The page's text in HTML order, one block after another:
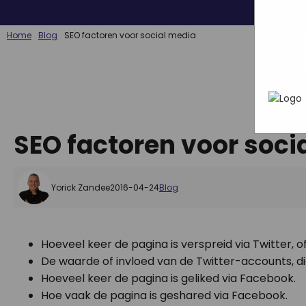
Home Blog SEO factoren voor social media
SEO factoren voor
Yorick Zandee2016-04-24Blog
Hoeveel keer de pagina is verspreid via Twitter,
De waarde of invloed van de Twitter-accounts,
Hoeveel keer de pagina is geliked via Facebook.
Hoe vaak de pagina is geshared via Facebook.